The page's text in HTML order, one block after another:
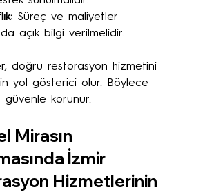
Süreç ve maliyetler
açık bilgi verilmelidir.
doğru restorasyon hizmetini
yol gösterici olur. Böylece
güvenle korunur.
Mirasın
İzmir
Hizmetlerinin